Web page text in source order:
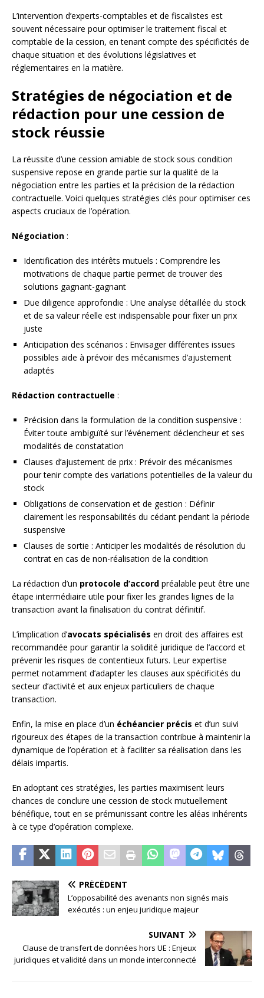
L’intervention d’experts-comptables et de fiscalistes est
souvent nécessaire pour optimiser le traitement fiscal et
comptable de la cession, en tenant compte des spécificités de
chaque situation et des évolutions législatives et
réglementaires en la matière.
Stratégies de négociation et de
rédaction pour une cession de
stock réussie
La réussite d’une cession amiable de stock sous condition
suspensive repose en grande partie sur la qualité de la
négociation entre les parties et la précision de la rédaction
contractuelle. Voici quelques stratégies clés pour optimiser ces
aspects cruciaux de l’opération.
Négociation :
Identification des intérêts mutuels : Comprendre les
motivations de chaque partie permet de trouver des
solutions gagnant-gagnant
Due diligence approfondie : Une analyse détaillée du stock
et de sa valeur réelle est indispensable pour fixer un prix
juste
Anticipation des scénarios : Envisager différentes issues
possibles aide à prévoir des mécanismes d’ajustement
adaptés
Rédaction contractuelle :
Précision dans la formulation de la condition suspensive :
Éviter toute ambiguïté sur l’événement déclencheur et ses
modalités de constatation
Clauses d’ajustement de prix : Prévoir des mécanismes
pour tenir compte des variations potentielles de la valeur du
stock
Obligations de conservation et de gestion : Définir
clairement les responsabilités du cédant pendant la période
suspensive
Clauses de sortie : Anticiper les modalités de résolution du
contrat en cas de non-réalisation de la condition
La rédaction d’un protocole d’accord préalable peut être une
étape intermédiaire utile pour fixer les grandes lignes de la
transaction avant la finalisation du contrat définitif.
L’implication d’avocats spécialisés en droit des affaires est
recommandée pour garantir la solidité juridique de l’accord et
prévenir les risques de contentieux futurs. Leur expertise
permet notamment d’adapter les clauses aux spécificités du
secteur d’activité et aux enjeux particuliers de chaque
transaction.
Enfin, la mise en place d’un échéancier précis et d’un suivi
rigoureux des étapes de la transaction contribue à maintenir la
dynamique de l’opération et à faciliter sa réalisation dans les
délais impartis.
En adoptant ces stratégies, les parties maximisent leurs
chances de conclure une cession de stock mutuellement
bénéfique, tout en se prémunissant contre les aléas inhérents
à ce type d’opération complexe.
PRÉCÉDENT
L’opposabilité des avenants non signés mais
exécutés : un enjeu juridique majeur
SUIVANT
Clause de transfert de données hors UE : Enjeux
juridiques et validité dans un monde interconnecté